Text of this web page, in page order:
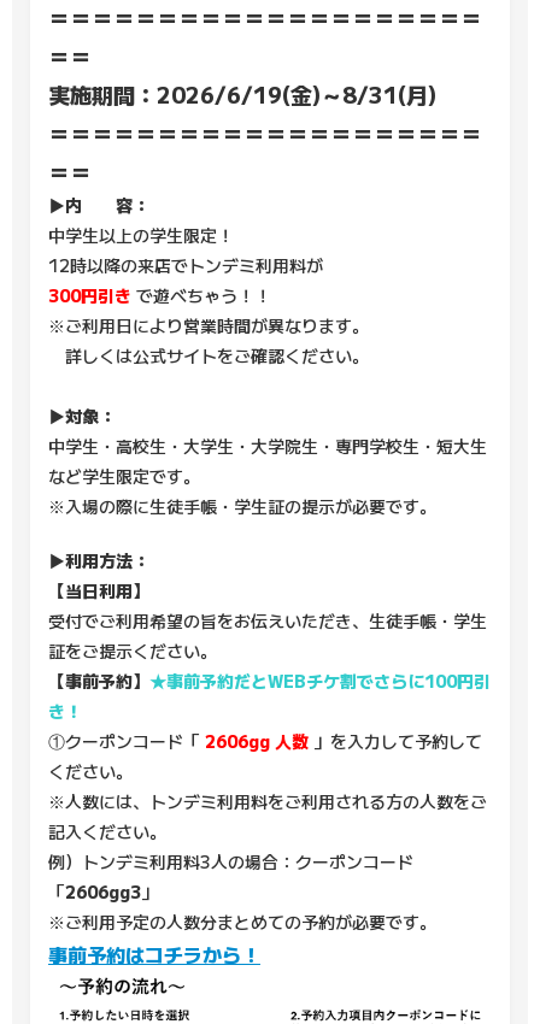
＝＝＝＝＝＝＝＝＝＝＝＝＝＝＝＝＝＝＝＝
＝＝
実施期間：2026/6/19(金)～8/31(月)
＝＝＝＝＝＝＝＝＝＝＝＝＝＝＝＝＝＝＝＝
＝＝
▶内 容：
中学生以上の学生限定！
12時以降の来店でトンデミ利用料が
300円引き で遊べちゃう！！
※ご利用日により営業時間が異なります。
詳しくは公式サイトをご確認ください。
▶対象：
中学生・高校生・大学生・大学院生・専門学校生・短大生
など学生限定です。
※入場の際に生徒手帳・学生証の提示が必要です。
▶利用方法：
【当日利用】
受付でご利用希望の旨をお伝えいただき、生徒手帳・学生
証をご提示ください。
【事前予約】 ★事前予約だとWEBチケ割でさらに100円引
き！
①クーポンコード「 2606gg 人数 」を入力して予約して
ください。
※人数には、トンデミ利用料をご利用される方の人数をご
記入ください。
例）トンデミ利用料3人の場合：クーポンコード
「2606gg3 」
※ご利用予定の人数分まとめての予約が必要です。
事前予約はコチラから！